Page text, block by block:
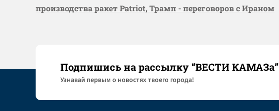
производства ракет Patriot, Трамп - переговоров с Ираном
Подпишись на рассылку “ВЕСТИ КАМАЗа”
Узнaвай первым о новостях твоего города!